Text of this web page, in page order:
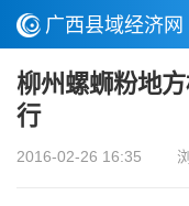
广西县域经济网
柳州螺蛳粉地
行
2016-02-26 16:35 浏